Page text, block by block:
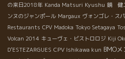
の来日2018年 Kanda Matsuri Kyushu 鏡 健
ンヌのジャンポール Margaux ヴォンゴレ・ス
Restaurants CPV Madoka Tokyo Setagaya
Volcan 2014 キューヴェ・ビストロロジ Kiji
D’ESTEZARGUES CPV Ishikawa kun BMO